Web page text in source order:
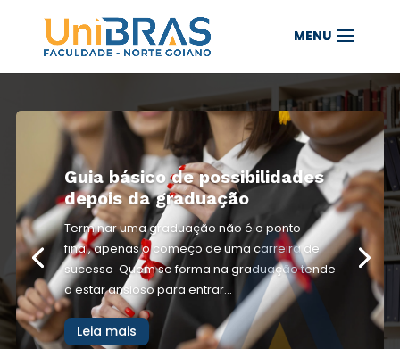
Guia básico de possibilidades
depois da graduação
Terminar uma graduação não é o ponto
final, apenas o começo de uma carreira de
sucesso Quem se forma na graduação tende
a estar ansioso para entrar...
Leia mais